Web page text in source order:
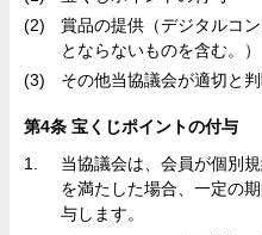
賞品の提供（デジタルコ
とならないものを含む。）
その他当協議会が適切と
第4条 宝くじポイントの付与
当協議会は、会員が個別
を満たした場合、一定の
与します。